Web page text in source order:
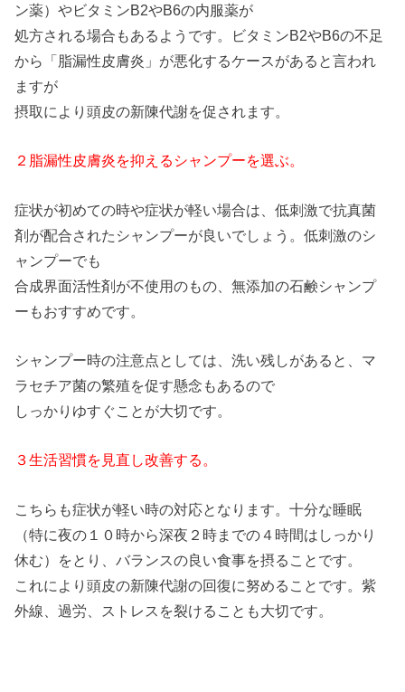
ン薬）やビタミンB2やB6の内服薬が
処方される場合もあるようです。ビタミンB2やB6の不足
から「脂漏性皮膚炎」が悪化するケースがあると言われ
ますが
摂取により頭皮の新陳代謝を促されます。
２脂漏性皮膚炎を抑えるシャンプーを選ぶ。
症状が初めての時や症状が軽い場合は、低刺激で抗真菌
剤が配合されたシャンプーが良いでしょう。低刺激のシ
ャンプーでも
合成界面活性剤が不使用のもの、無添加の石鹸シャンプ
ーもおすすめです。
シャンプー時の注意点としては、洗い残しがあると、マ
ラセチア菌の繁殖を促す懸念もあるので
しっかりゆすぐことが大切です。
３生活習慣を見直し改善する。
こちらも症状が軽い時の対応となります。十分な睡眠
（特に夜の１０時から深夜２時までの４時間はしっかり
休む）をとり、バランスの良い食事を摂ることです。
これにより頭皮の新陳代謝の回復に努めることです。紫
外線、過労、ストレスを裂けることも大切です。